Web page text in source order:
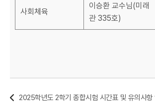
사회체육
이승환 교수님(미래
관 335호)
2025학년도 2학기 종합시험 시간표 및 유의사항